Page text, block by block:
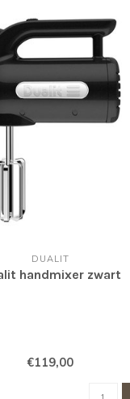
DUALIT
handmixer zwart
€119,00